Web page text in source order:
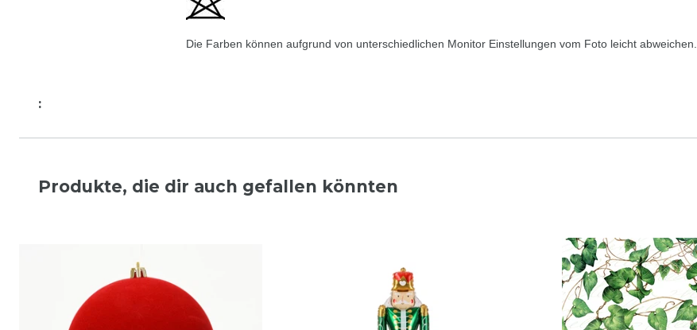
Die Farben können aufgrund von unterschiedlichen Monitor Einstellungen vom Foto leicht abweichen.
:
Produkte, die dir auch gefallen könnten